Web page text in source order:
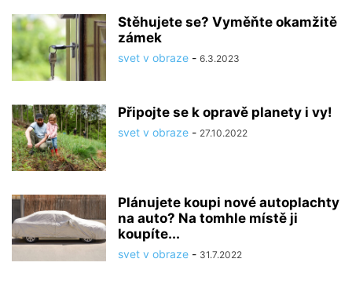
Stěhujete se? Vyměňte okamžitě
zámek
svet v obraze - 6.3.2023
Připojte se k opravě planety i vy!
svet v obraze - 27.10.2022
Plánujete koupi nové autoplachty
na auto? Na tomhle místě ji
koupíte...
svet v obraze - 31.7.2022